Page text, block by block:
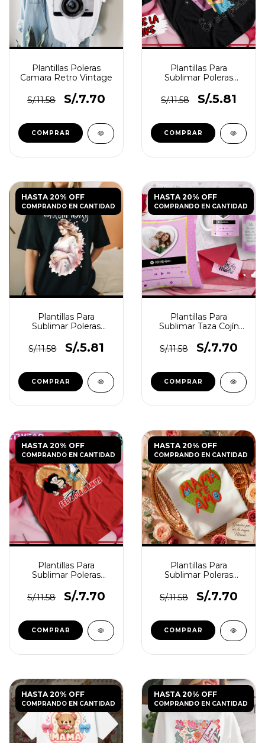
Plantillas Poleras
Camara Retro Vintage
S/.11.58 S/.7.70
Plantillas Para
Sublimar Poleras
Disney
S/.11.58 S/.5.81
HASTA 20% OFF
COMPRANDO EN CANTIDAD
Plantillas Para
Sublimar Poleras
S/.11.58
S/.5.81
HASTA 20% OFF
COMPRANDO EN CANTIDAD
Plantillas Para
Sublimar Taza Cojín
S/.11.58
S/.7.70
HASTA 20% OFF
COMPRANDO EN CANTIDAD
Plantillas Para
Sublimar Poleras
S/.11.58
S/.7.70
HASTA 20% OFF
COMPRANDO EN CANTIDAD
Plantillas Para
Sublimar Poleras
S/.11.58
S/.7.70
HASTA 20% OFF
COMPRANDO EN CANTIDAD
HASTA 20% OFF
COMPRANDO EN CANTIDAD